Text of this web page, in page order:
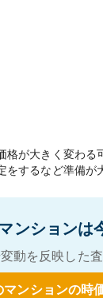
が大きく変わ
するなど準備が
ンションは
動を反映した
マンションの時